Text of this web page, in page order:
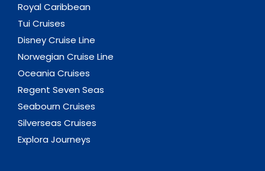
Royal Caribbean
Tui Cruises
Disney Cruise Line
Norwegian Cruise Line
Oceania Cruises
Regent Seven Seas
Seabourn Cruises
Silverseas Cruises
Explora Journeys